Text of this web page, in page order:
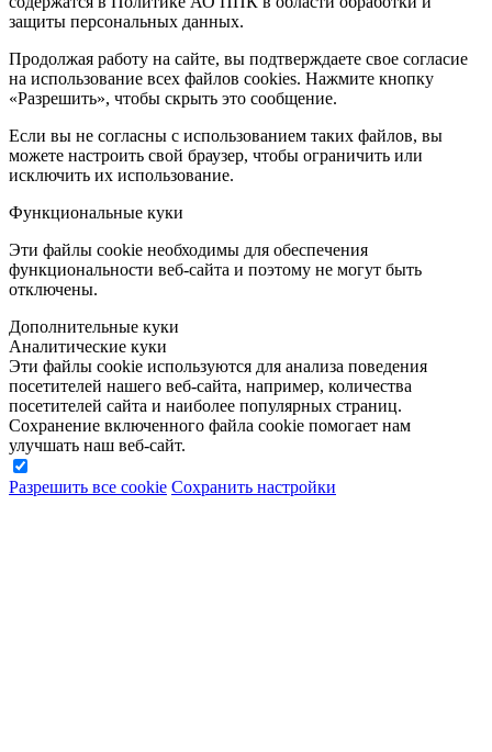
защиты персональных данных.
Продолжая работу на сайте, вы подтверждаете свое согласие
на использование всех файлов cookies. Нажмите кнопку
«Разрешить», чтобы скрыть это сообщение.
Если вы не согласны с использованием таких файлов, вы
можете настроить свой браузер, чтобы ограничить или
исключить их использование.
Функциональные куки
Эти файлы cookie необходимы для обеспечения
функциональности веб-сайта и поэтому не могут быть
отключены.
Дополнительные куки
Аналитические куки
Эти файлы cookie используются для анализа поведения
посетителей нашего веб-сайта, например, количества
посетителей сайта и наиболее популярных страниц.
Сохранение включенного файла cookie помогает нам
улучшать наш веб-сайт.
Разрешить все cookie Сохранить настройки